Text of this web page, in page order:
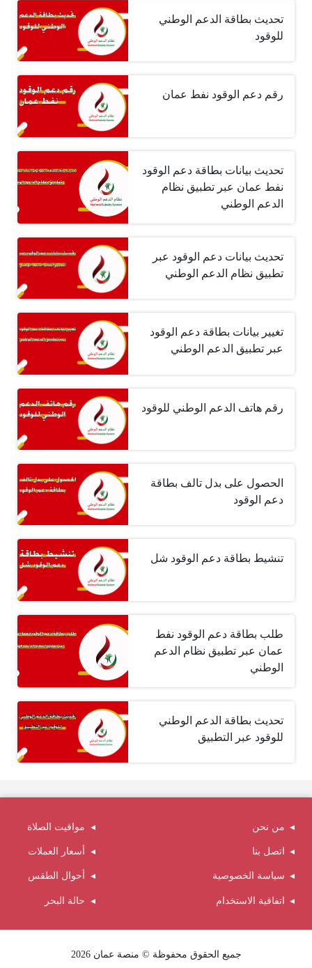
تحديث بطاقة الدعم الوطني
للوقود
رقم دعم الوقود نفط عمان
تحديث بيانات بطاقة دعم الوقود
نفط عمان عبر تطبيق نظام
الدعم الوطني
تحديث بيانات دعم الوقود عبر
تطبيق نظام الدعم الوطني
تغيير بيانات بطاقة دعم الوقود
عبر تطبيق الدعم الوطني
رقم هاتف الدعم الوطني للوقود
الحصول على بدل تالف بطاقة
دعم الوقود
تنشيط بطاقة دعم الوقود شل
طلب بطاقة دعم الوقود نفط
عمان عبر تطبيق نظام الدعم
الوطني
تحديث بطاقة الدعم الوطني
للوقود عبر التطبيق
من نحن
اتصل بنا
سياسة الخصوصية
اتفاقية الاستخدام
مواقيت الصلاة
أسعار العملات
أحوال الطقس
حالة البحر
جميع الحقوق محفوظة © منصة عمان 2026